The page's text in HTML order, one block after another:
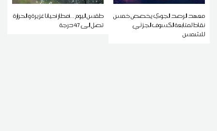
معهد الرصد الجوي يخصص خمس
نقاط لمتابعة الكسوف الجزئي
للشمس
طقس اليوم ...أمطار أحيانا غزيرة و الحرارة
تصل إلى 47 درجة